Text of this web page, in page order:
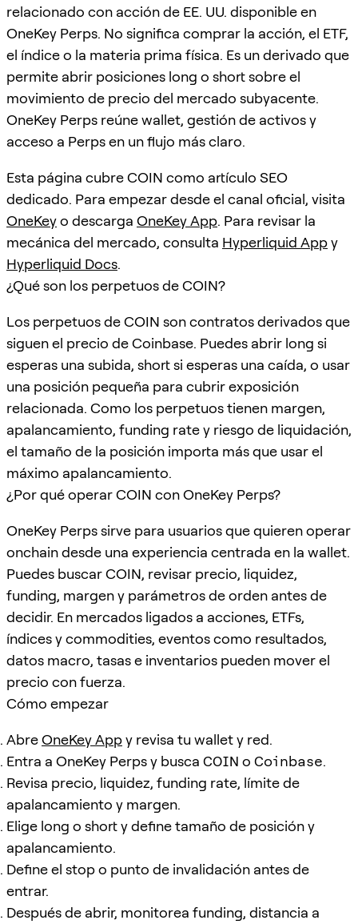
relacionado con acción de EE. UU. disponible en
OneKey Perps. No significa comprar la acción, el ETF,
el índice o la materia prima física. Es un derivado que
permite abrir posiciones long o short sobre el
movimiento de precio del mercado subyacente.
OneKey Perps reúne wallet, gestión de activos y
acceso a Perps en un flujo más claro.
Esta página cubre COIN como artículo SEO
dedicado. Para empezar desde el canal oficial, visita
OneKeyo descarga OneKey App. Para revisar la
mecánica del mercado, consulta Hyperliquid Appy
Hyperliquid Docs.
¿Qué son los perpetuos de COIN?
Los perpetuos de COIN son contratos derivados que
siguen el precio de Coinbase. Puedes abrir long si
esperas una subida, short si esperas una caída, o usar
una posición pequeña para cubrir exposición
relacionada. Como los perpetuos tienen margen,
apalancamiento, funding rate y riesgo de liquidación,
el tamaño de la posición importa más que usar el
máximo apalancamiento.
¿Por qué operar COIN con OneKey Perps?
OneKey Perps sirve para usuarios que quieren operar
onchain desde una experiencia centrada en la wallet.
Puedes buscar COIN, revisar precio, liquidez,
funding, margen y parámetros de orden antes de
decidir. En mercados ligados a acciones, ETFs,
índices y commodities, eventos como resultados,
datos macro, tasas e inventarios pueden mover el
precio con fuerza.
Cómo empezar
AbreOneKey Appy revisa tu wallet y red.
Entra a OneKey Perps y busca COIN o Coinbase.
Revisa precio, liquidez, funding rate, límite de
apalancamiento y margen.
Elige long o short y define tamaño de posición y
apalancamiento.
Define el stop o punto de invalidación antes de
entrar.
Después de abrir, monitorea funding, distancia a